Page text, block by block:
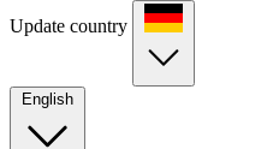
Update country
English